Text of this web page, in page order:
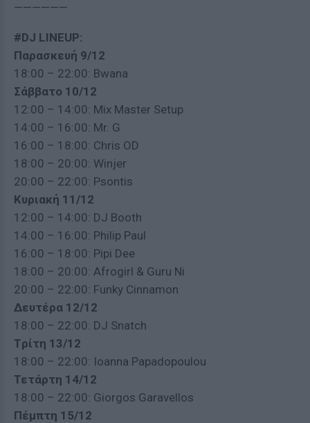
——————
#DJ LINEUP:
Παρασκευή 9/12
18:00 – 22:00: Bwana
Σάββατο 10/12
12:00 – 14:00: Mix Master Setup
14:00 – 16:00: Mr. G
16:00 – 18:00: Chris OD
18:00 – 20:00: Winjer
20:00 – 22:00: Psontis
Κυριακή 11/12
12:00 – 14:00: DJ Booth
14:00 – 16:00: Philip Paul
16:00 – 18:00: Pipi Dee
18:00 – 20:00: Afrogirl & Guru Ni
20:00 – 22:00: Funky Cinnamon
Δευτέρα 12/12
18:00 – 22:00: DJ Snatch
Tρίτη 13/12
18:00 – 22:00: Ioanna Papadopoulou
Τετάρτη 14/12
18:00 – 22:00: Giorgos Garavellos
Πέμπτη 15/12